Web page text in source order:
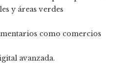
y áreas verdes
como comercios
avanzada.